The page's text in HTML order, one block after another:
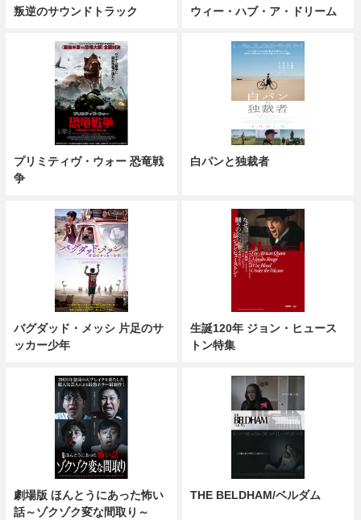
叛逆のサウンドトラック ウィー・ハブ・ア・ドリーム
プリミティヴ・ウォー 恐竜戦
争
白パンと独裁者
バグダッド・メッシ 片足のサ
ッカー少年
生誕120年 ジョン・ヒュース
トン特集
劇場版 ほんとうにあった怖い
話～ゾクゾク変な間取り～
THE BELDHAM/ベルダム